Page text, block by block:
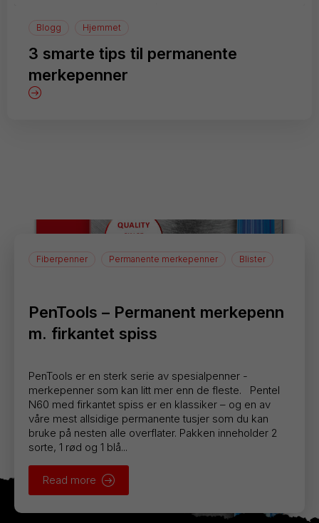
Blogg Hjemmet
3 smarte tips til permanente
merkepenner
Fiberpenner Permanente merkepenner Blister
PenTools – Permanent merkepenn
m. firkantet spiss
PenTools er en sterk serie av spesialpenner -
merkepenner som kan litt mer enn de fleste. Pentel
N60 med firkantet spiss er en klassiker – og en av
våre mest allsidige permanente tusjer som du kan
bruke på nesten alle overflater. Pakken inneholder 2
sorte, 1 rød og 1 blå...
Read more